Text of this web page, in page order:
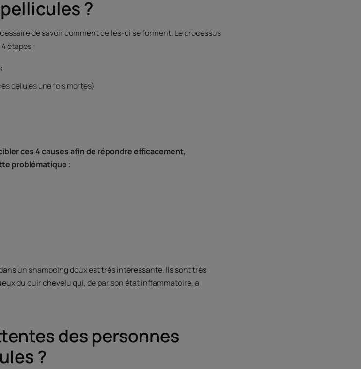
?
de savoir comment celles-ci se forment. Le processus
étapes :
cellules une fois mortes)
ces 4 causes afin de répondre efficacement,
problématique :
un shampoing doux est très intéressante. Ils sont très
du cuir chevelu qui, de par son état inflammatoire, a
des personnes
?